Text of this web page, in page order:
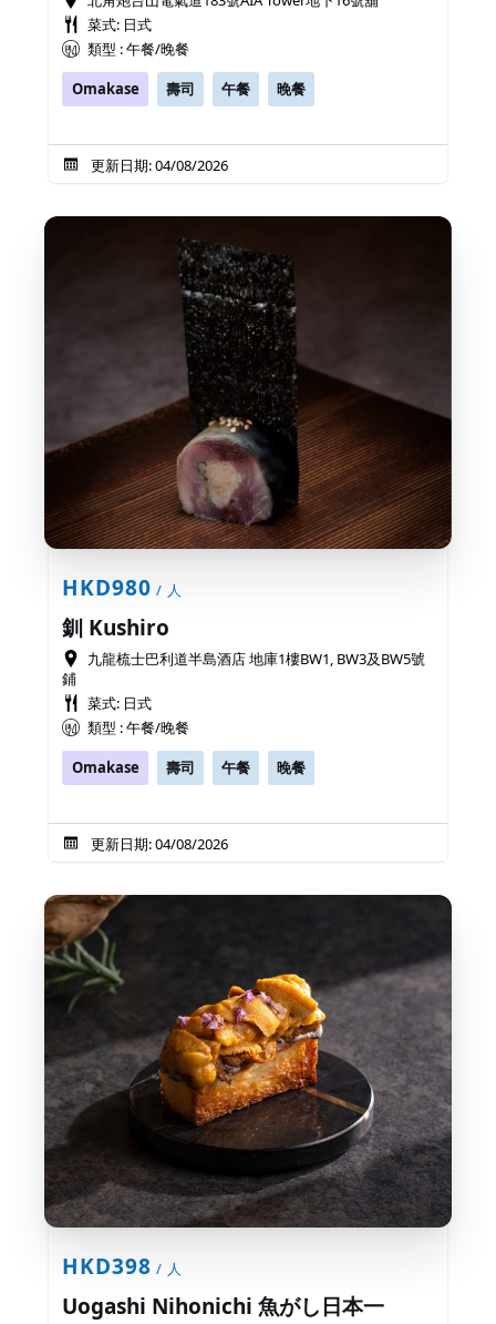
菜式: 日式
類型 : 午餐/晚餐
Omakase
壽司 午餐 晚餐
更新日期: 04/08/2026
HKD980 / 人
釧 Kushiro
九龍梳士巴利道半島酒店 地庫1樓BW1, BW3及BW5號
鋪
菜式: 日式
類型 : 午餐/晚餐
Omakase
壽司 午餐 晚餐
更新日期: 04/08/2026
HKD398 / 人
Uogashi Nihonichi 魚がし日本一